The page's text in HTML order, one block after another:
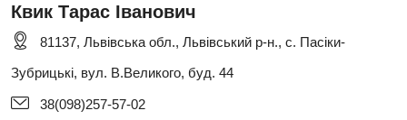
Квик Тарас Іванович
81137, Львівська обл., Львівський р-н., с. Пасіки-
Зубрицькі, вул. В.Великого, буд. 44
38(098)257-57-02